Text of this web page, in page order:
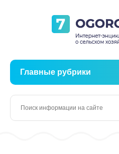
Главные рубрики